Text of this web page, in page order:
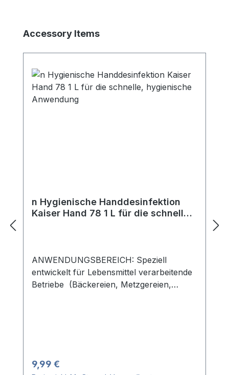
Produktgalerie überspringen
Accessory Items
n Hygienische Handdesinfektion
Kaiser Hand 78 1 L für die schnelle,
ANWENDUNGSBEREICH: Speziell
entwickelt für Lebensmittel verarbeitende
Betriebe (Bäckereien, Metzgereien,
befeuchtet sein. Ein sehr guter
hygienischer Effekt wird bei einer
Regulärer Preis:
9,99 €